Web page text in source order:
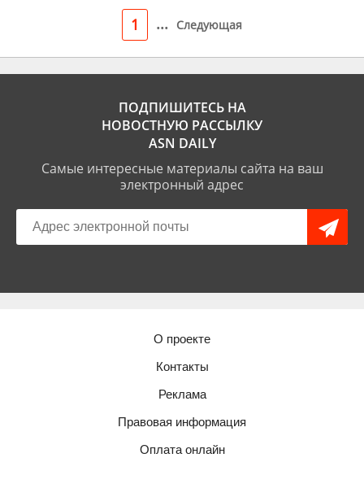
1 ... Следующая
ПОДПИШИТЕСЬ НА
НОВОСТНУЮ РАССЫЛКУ
ASN DAILY
Самые интересные материалы сайта на ваш
электронный адрес
О проекте
Контакты
Реклама
Правовая информация
Оплата онлайн